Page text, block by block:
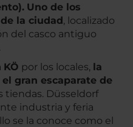
Uno de los
la ciudad, localizado
del casco antiguo
KÖ por los locales, la
gran escaparate de
tiendas. Düsseldorf
industria y feria
se la conoce como el